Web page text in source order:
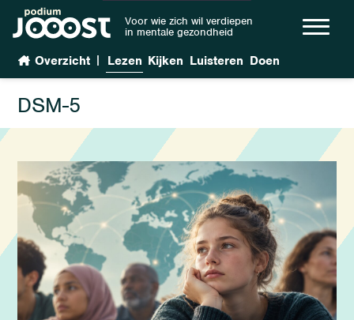
Voor wie zich wil verdiepen
in mentale gezondheid
Overzicht | Lezen Kijken Luisteren Doen
DSM-5